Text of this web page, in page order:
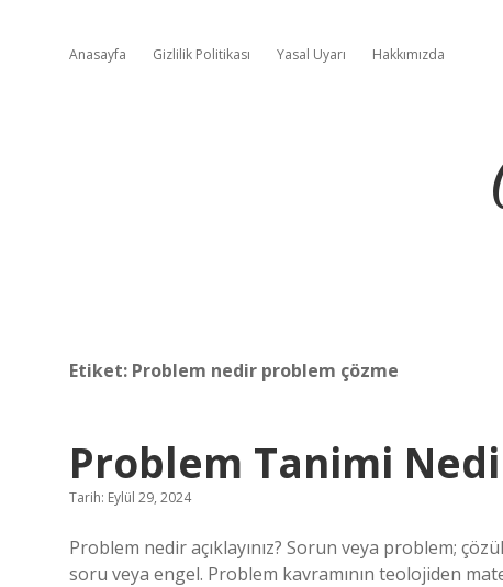
Anasayfa Gizlilik Politikası Yasal Uyarı Hakkımızda
Etiket: Problem nedir problem çözme
Problem Tanimi
Tarih: Eylül 29, 2024
Problem nedir açıklayınız? Sorun veya problem;
soru veya engel. Problem kavramının teolojiden